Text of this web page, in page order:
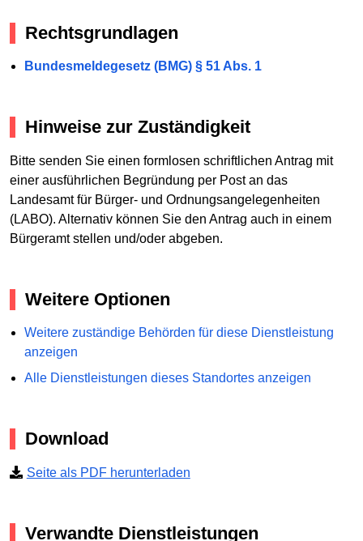
Rechtsgrundlagen
Bundesmeldegesetz (BMG) § 51 Abs. 1
Hinweise zur Zuständigkeit
Bitte senden Sie einen formlosen schriftlichen Antrag mit
einer ausführlichen Begründung per Post an das
Landesamt für Bürger- und Ordnungsangelegenheiten
(LABO). Alternativ können Sie den Antrag auch in einem
Bürgeramt stellen und/oder abgeben.
Weitere Optionen
Weitere zuständige Behörden für diese Dienstleistung
anzeigen
Alle Dienstleistungen dieses Standortes anzeigen
Download
Seite als PDF herunterladen
Verwandte Dienstleistungen